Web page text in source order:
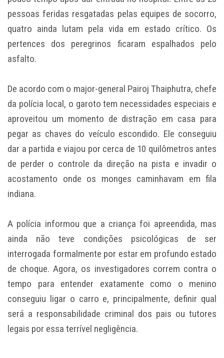
pessoas feridas resgatadas pelas equipes de socorro,
quatro ainda lutam pela vida em estado crítico. Os
pertences dos peregrinos ficaram espalhados pelo
asfalto.
De acordo com o major-general Pairoj Thaiphutra, chefe
da polícia local, o garoto tem necessidades especiais e
aproveitou um momento de distração em casa para
pegar as chaves do veículo escondido. Ele conseguiu
dar a partida e viajou por cerca de 10 quilômetros antes
de perder o controle da direção na pista e invadir o
acostamento onde os monges caminhavam em fila
indiana.
A polícia informou que a criança foi apreendida, mas
ainda não teve condições psicológicas de ser
interrogada formalmente por estar em profundo estado
de choque. Agora, os investigadores correm contra o
tempo para entender exatamente como o menino
conseguiu ligar o carro e, principalmente, definir qual
será a responsabilidade criminal dos pais ou tutores
legais por essa terrível negligência.